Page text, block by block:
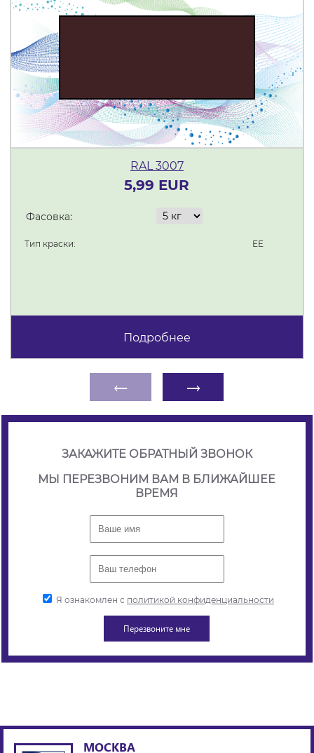
RAL 3007
5,99 EUR
Фасовка:
Тип краски: EE
Подробнее
← →
ЗАКАЖИТЕ ОБРАТНЫЙ ЗВОНОК
МЫ ПЕРЕЗВОНИМ ВАМ В БЛИЖАЙШЕЕ
ВРЕМЯ
Я ознакомлен с политикой конфиденциальности
МОСКВА